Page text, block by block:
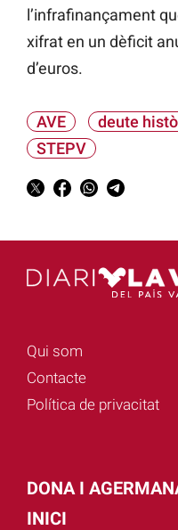
l’infrafinançament
xifrat en un dèficit
d’euros.
AVE deute
STEPV
Qui som
Contacte
Política de privacitat
DONA I
INICI